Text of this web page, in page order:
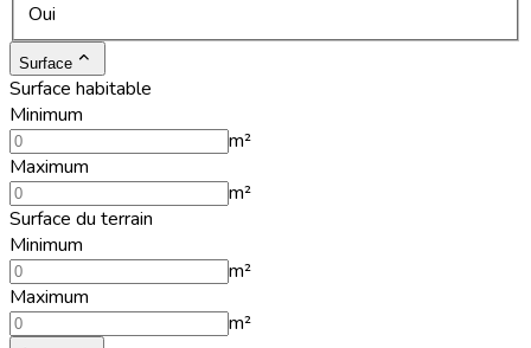
Oui
Surface
Surface habitable
Minimum
m²
Maximum
m²
Surface du terrain
Minimum
m²
Maximum
m²